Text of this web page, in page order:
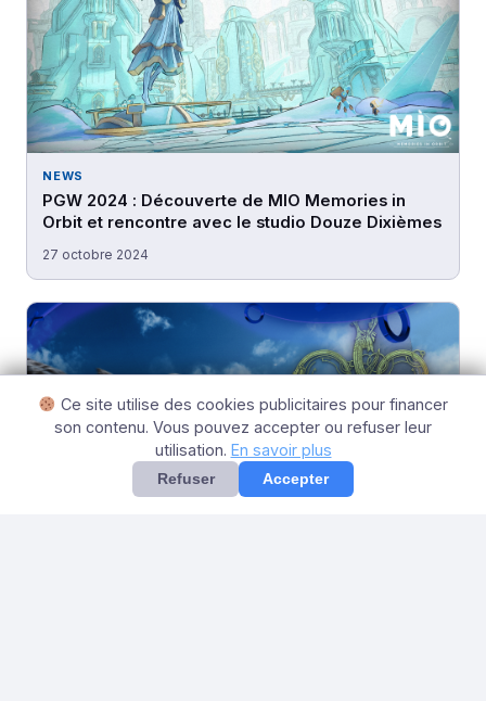
NEWS
PGW 2024 : Découverte de MIO Memories in
Orbit et rencontre avec le studio Douze Dixièmes
27 octobre 2024
Ce site utilise des cookies publicitaires pour financer
son contenu. Vous pouvez accepter ou refuser leur
utilisation. En savoir plus
Refuser Accepter